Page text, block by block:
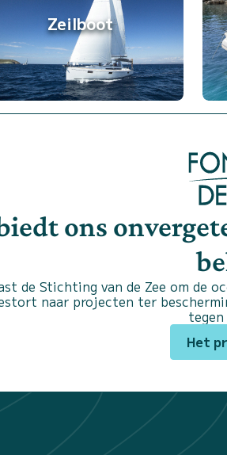
Zeilboot
ons
de Stichting van de Zee om de
naar projecten ter
Het